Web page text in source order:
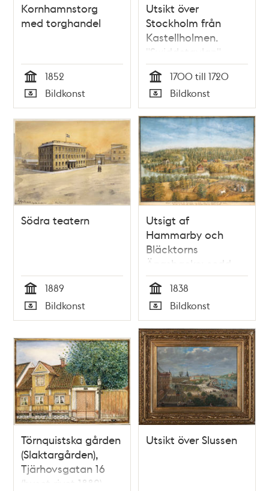
Kornhamnstorg
med torghandel
Tid
1852
Typ
Bildkonst
Utsikt över
Stockholm från
Kastellholmen.
"Swiddetavlan"
(efter Willem
Swiddes kopparstick
i Suecia antiqua)
Tid
1700 till 1720
Typ
Bildkonst
Södra teatern
Tid
1889
Typ
Bildkonst
Utsigt af
Hammarby och
Bläcktorns
Ängsbacke; sedd
från Bläcktornets
öfre Salon
Tid
1838
Typ
Bildkonst
Törnquistska gården
(Slaktargården),
Tjärhovsgatan 16
(huset rivet 1882)
Utsikt över Slussen